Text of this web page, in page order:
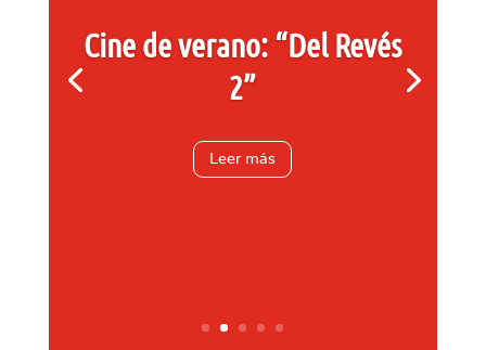
Cine de verano: “Del Revés
2”
Leer más